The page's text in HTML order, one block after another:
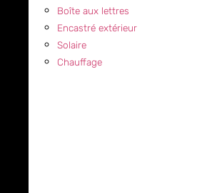
Boîte aux lettres
Encastré extérieur
Solaire
Chauffage